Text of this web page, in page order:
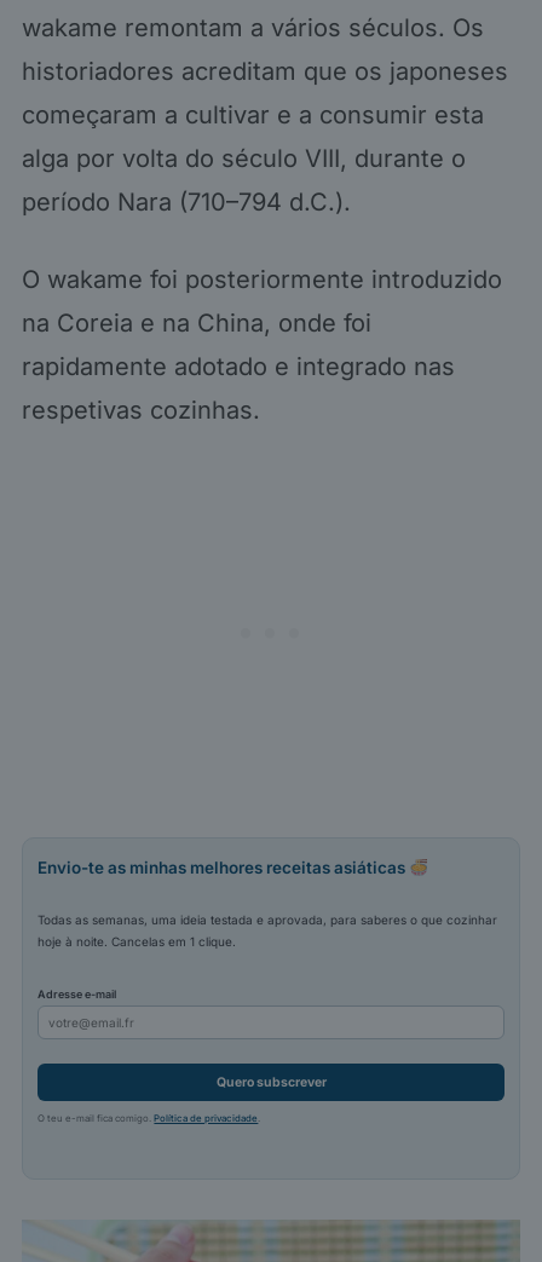
wakame remontam a vários séculos. Os
historiadores acreditam que os japoneses
começaram a cultivar e a consumir esta
alga por volta do século VIII, durante o
período Nara (710–794 d.C.).
O wakame foi posteriormente introduzido
na Coreia e na China, onde foi
rapidamente adotado e integrado nas
respetivas cozinhas.
Envio-te as minhas melhores receitas asiáticas
Todas as semanas, uma ideia testada e aprovada, para saberes o que cozinhar
hoje à noite. Cancelas em 1 clique.
Adresse e-mail
Quero subscrever
O teu e-mail fica comigo.Política de privacidade .